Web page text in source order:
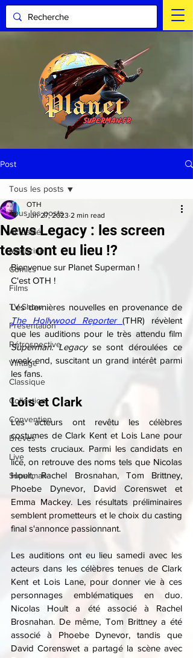
Post
Tous les posts
Actualité
Magazine
Comics
Films
TV Show
Présentation
Rétrospective
Vintage
Classique
Collection
Convention
Brèves
Live
Superman
Tous les posts
News Legacy : les screen
tests ont eu lieu !?
OTH
Jun 27, 2023 2 min read
Bienvenue sur Planet Superman !
C'est OTH !
The Hollywood Reporter
(THR) révèlent
Superman: Legacy se sont déroulées ce
week-end, suscitant un grand intérêt parmi
les fans.
Lois et Clark
Les acteurs ont revêtu les célèbres
costumes de Clark Kent et Lois Lane pour
ces tests cruciaux. Parmi les candidats en
lice, on retrouve des noms tels que Nicolas
Hoult, Rachel Brosnahan, Tom Brittney,
Phoebe Dynevor, David Corenswet et
Emma Mackey. Les résultats préliminaires
semblent prometteurs et le choix du casting
final s'annonce passionnant.
Les auditions ont eu lieu samedi avec les
acteurs dans les célèbres tenues de Clark
Kent et Lois Lane, pour donner vie à ces
personnages emblématiques en duo.
Nicolas Hoult a été associé à Rachel
Brosnahan. De même, Tom Brittney a été
associé à Phoebe Dynevor, tandis que
David Corenswet a partagé la scène avec